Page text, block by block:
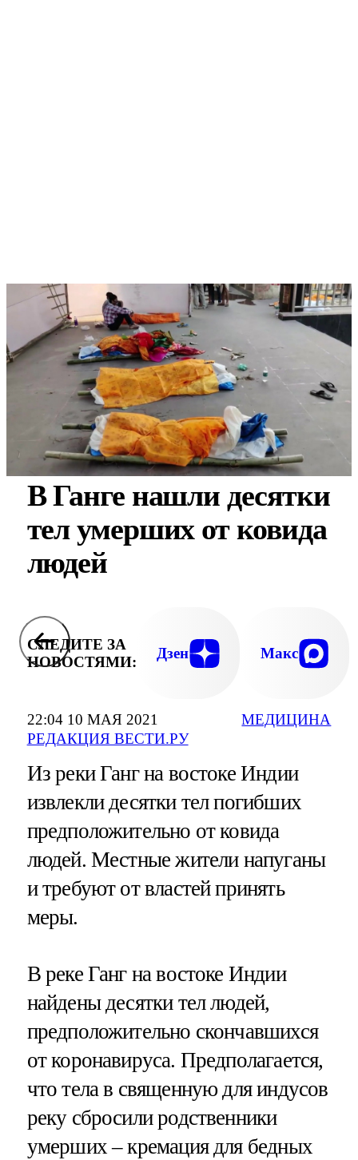
22:04 10 МАЯ 2021
РЕДАКЦИЯ ВЕСТИ.РУ
МЕДИЦИНА
В Ганге нашли десятки
тел умерших от ковида
людей
СЛЕДИТЕ ЗА
НОВОСТЯМИ:
Дзен Макс
Из реки Ганг на востоке Индии
извлекли десятки тел погибших
предположительно от ковида
людей. Местные жители напуганы
и требуют от властей принять
меры.
В реке Ганг на востоке Индии
найдены десятки тел людей,
предположительно скончавшихся
от коронавируса. Предполагается,
что тела в священную для индусов
реку сбросили родственники
умерших – кремация для бедных